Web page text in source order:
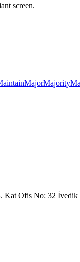
screen.
MajorMajority
Kat Ofis No: 32